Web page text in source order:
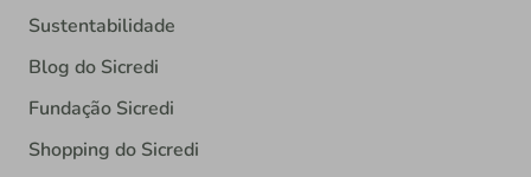
Sustentabilidade
Blog do Sicredi
Fundação Sicredi
Shopping do Sicredi